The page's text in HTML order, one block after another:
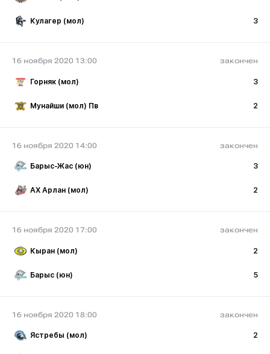
Кулагер (мол) 3
16 ноября 2020 13:00 закончен
Горняк (мол) 3
Мунайши (мол) Пв 2
16 ноября 2020 14:00 закончен
Барыс-Жас (юн) 3
АХ Арлан (мол) 2
16 ноября 2020 17:00 закончен
Кыран (мол) 2
Барыс (юн) 5
16 ноября 2020 18:00 закончен
Ястребы (мол) 2